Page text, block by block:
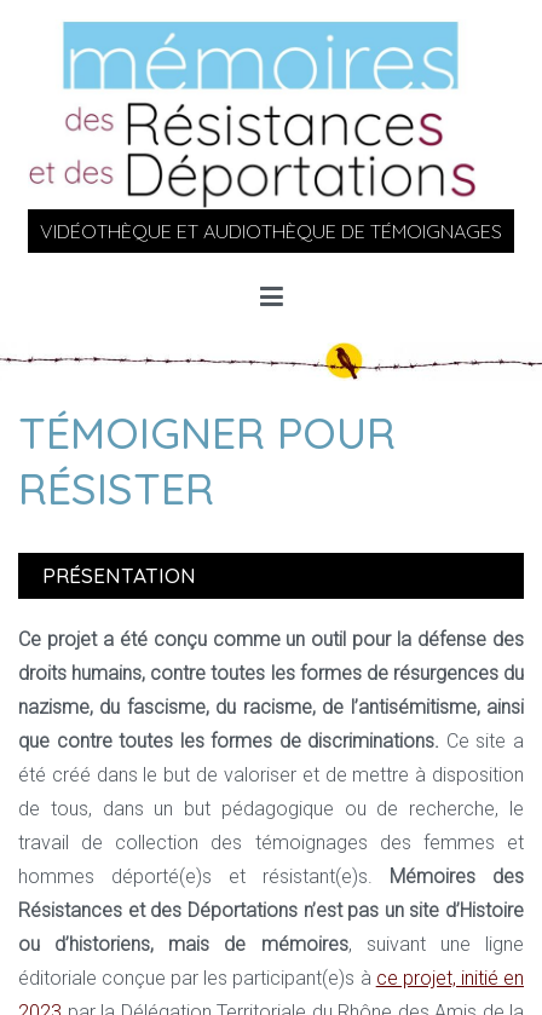
contenu
VIDÉOTHÈQUE ET AUDIOTHÈQUE DE TÉMOIGNAGES
TÉMOIGNER POUR
RÉSISTER
PRÉSENTATION
Ce projet a été conçu comme un outil pour la défense des
droits humains, contre toutes les formes de résurgences du
nazisme, du fascisme, du racisme, de l’antisémitisme, ainsi
que contre toutes les formes de discriminations. Ce site a
été créé dans le but de valoriser et de mettre à disposition
de tous, dans un but pédagogique ou de recherche, le
travail de collection des témoignages des femmes et
hommes déporté(e)s et résistant(e)s.
Mémoires des
Résistances et des Déportations n’est pas un site d’Histoire
ou d’historiens, mais de mémoires, suivant une ligne
éditoriale conçue par les participant(e)s à ce projet, initié en